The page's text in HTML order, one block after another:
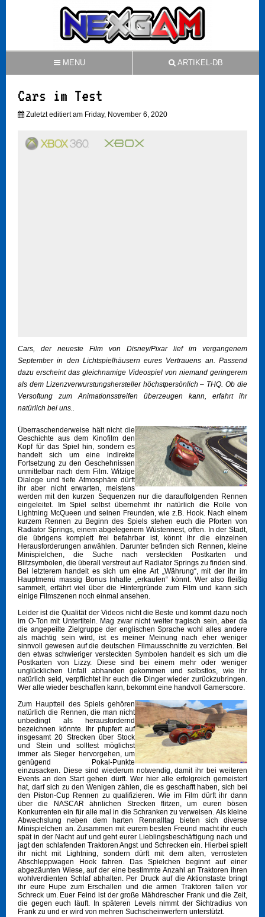
MENU ARTIKEL-DB
Cars im Test
Zuletzt editiert am Friday, November 6, 2020
Cars, der neueste Film von Disney/Pixar lief im vergangenem
September in den Lichtspielhäusern eures Vertrauens an. Passend
dazu erscheint das gleichnamige Videospiel von niemand geringerem
als dem Lizenzverwurstungshersteller höchstpersönlich – THQ. Ob die
Versoftung zum Animationsstreifen überzeugen kann, erfahrt ihr
natürlich bei uns..
Überraschenderweise hält nicht die
Geschichte aus dem Kinofilm den
Kopf für das Spiel hin, sondern es
handelt sich um eine indirekte
Fortsetzung zu den Geschehnissen
unmittelbar nach dem Film. Witzige
Dialoge und tiefe Atmosphäre dürft
ihr aber nicht erwarten, meistens
werden mit den kurzen Sequenzen nur die darauffolgenden Rennen
eingeleitet. Im Spiel selbst übernehmt ihr natürlich die Rolle von
Lightning McQueen und seinen Freunden, wie z.B. Hook. Nach einem
kurzem Rennen zu Beginn des Spiels stehen euch die Pforten von
Radiator Springs, einem abgelegenem Wüstennest, offen. In der Stadt,
die übrigens komplett frei befahrbar ist, könnt ihr die einzelnen
Herausforderungen anwählen. Darunter befinden sich Rennen, kleine
Minispielchen, die Suche nach versteckten Postkarten und
Blitzsymbolen, die überall verstreut auf Radiator Springs zu finden sind.
Bei letzterem handelt es sich um eine Art „Währung“, mit der ihr im
Hauptmenü massig Bonus Inhalte „erkaufen“ könnt. Wer also fleißig
sammelt, erfährt viel über die Hintergründe zum Film und kann sich
einige Filmszenen noch einmal ansehen.
Leider ist die Qualität der Videos nicht die Beste und kommt dazu noch
im O-Ton mit Untertiteln. Mag zwar nicht weiter tragisch sein, aber da
die angepeilte Zielgruppe der englischen Sprache wohl alles andere
als mächtig sein wird, ist es meiner Meinung nach eher weniger
sinnvoll gewesen auf die deutschen Filmausschnitte zu verzichten. Bei
den etwas schwieriger versteckten Symbolen handelt es sich um die
Postkarten von Lizzy. Diese sind bei einem mehr oder weniger
unglücklichen Unfall abhanden gekommen und selbstlos, wie ihr
natürlich seid, verpflichtet ihr euch die Dinger wieder zurückzubringen.
Wer alle wieder beschaffen kann, bekommt eine handvoll Gamerscore.
Zum Hauptteil des Spiels gehören
natürlich die Rennen, die man nicht
unbedingt als herausfordernd
bezeichnen könnte. Ihr pfupfert auf
insgesamt 20 Strecken über Stock
und Stein und solltest möglichst
immer als Sieger hervorgehen, um
genügend Pokal-Punkte
einzusacken. Diese sind wiederum notwendig, damit ihr bei weiteren
Events an den Start gehen dürft. Wer hier alle erfolgreich gemeistert
hat, darf sich zu den Wenigen zählen, die es geschafft haben, sich bei
den Piston-Cup Rennen zu qualifizieren. Wie im Film dürft ihr dann
über die NASCAR ähnlichen Strecken flitzen, um euren bösen
Konkurrenten ein für alle mal in die Schranken zu verweisen. Als kleine
Abwechslung neben dem harten Rennalltag bieten sich diverse
Minispielchen an. Zusammen mit eurem besten Freund macht ihr euch
spät in der Nacht auf und geht eurer Lieblingsbeschäftigung nach und
jagt den schlafenden Traktoren Angst und Schrecken ein. Hierbei spielt
ihr nicht mit Lightning, sondern dürft mit dem alten, verrosteten
Abschleppwagen Hook fahren. Das Spielchen beginnt auf einer
abgezäunten Wiese, auf der eine bestimmte Anzahl an Traktoren ihren
wohlverdienten Schlaf abhalten. Per Druck auf die Aktionstaste bringt
ihr eure Hupe zum Erschallen und die armen Traktoren fallen vor
Schreck um. Euer Feind ist der große Mähdrescher Frank und die Zeit,
die gegen euch läuft. In späteren Levels nimmt der Sichtradius von
Frank zu und er wird von mehren Suchscheinwerfern unterstützt.